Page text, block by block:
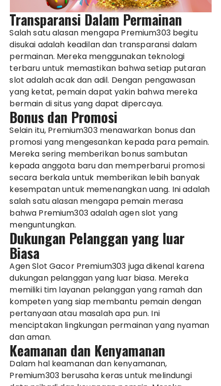
Transparansi Dalam Permainan
Salah satu alasan mengapa Premium303 begitu
disukai adalah keadilan dan transparansi dalam
permainan. Mereka menggunakan teknologi
terbaru untuk memastikan bahwa setiap putaran
slot adalah acak dan adil. Dengan pengawasan
yang ketat, pemain dapat yakin bahwa mereka
bermain di situs yang dapat dipercaya.
Bonus dan Promosi
Selain itu, Premium303 menawarkan bonus dan
promosi yang mengesankan kepada para pemain.
Mereka sering memberikan bonus sambutan
kepada anggota baru dan memperbarui promosi
secara berkala untuk memberikan lebih banyak
kesempatan untuk memenangkan uang. Ini adalah
salah satu alasan mengapa pemain merasa
bahwa Premium303 adalah agen slot yang
menguntungkan.
Dukungan Pelanggan yang luar
Biasa
Agen Slot Gacor Premium303 juga dikenal karena
dukungan pelanggan yang luar biasa. Mereka
memiliki tim layanan pelanggan yang ramah dan
kompeten yang siap membantu pemain dengan
pertanyaan atau masalah apa pun. Ini
menciptakan lingkungan permainan yang nyaman
dan aman.
Keamanan dan Kenyamanan
Dalam hal keamanan dan kenyamanan,
Premium303 berusaha keras untuk melindungi